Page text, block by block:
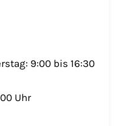
9:00 bis 16:30
Uhr